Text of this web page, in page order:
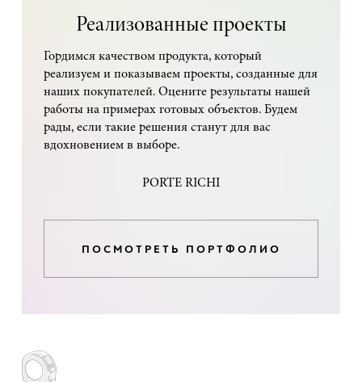
Реализованные проекты
Гордимся качеством продукта, который
реализуем и показываем проекты, созданные для
наших покупателей. Оцените результаты нашей
работы на примерах готовых объектов. Будем
рады, если такие решения станут для вас
вдохновением в выборе.
PORTE RICHI
ПОСМОТРЕТЬ ПОРТФОЛИО